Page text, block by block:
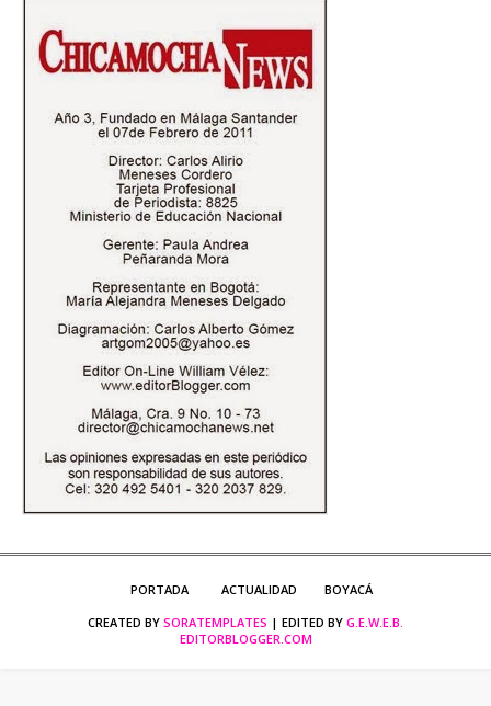
PORTADA ACTUALIDAD
BOYACÁ
CREATED BY SORATEMPLATES | EDITED BY G.E.W.E.B.
EDITORBLOGGER.COM